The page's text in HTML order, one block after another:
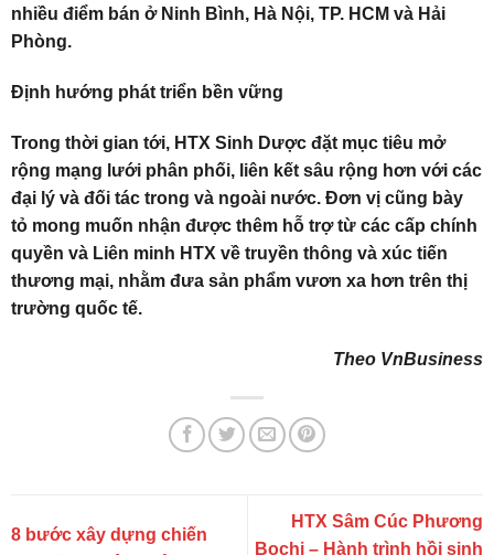
nhiều điểm bán ở Ninh Bình, Hà Nội, TP. HCM và Hải
Phòng.
Định hướng phát triển bền vững
Trong thời gian tới, HTX Sinh Dược đặt mục tiêu mở
rộng mạng lưới phân phối, liên kết sâu rộng hơn với các
đại lý và đối tác trong và ngoài nước. Đơn vị cũng bày
tỏ mong muốn nhận được thêm hỗ trợ từ các cấp chính
quyền và Liên minh HTX về truyền thông và xúc tiến
thương mại, nhằm đưa sản phẩm vươn xa hơn trên thị
trường quốc tế.
Theo VnBusiness
8 bước xây dựng chiến
HTX Sâm Cúc Phương
Bochi – Hành trình hồi sinh